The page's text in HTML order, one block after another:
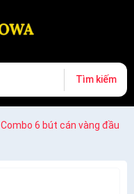
Tìm kiếm
Combo 6 bút cán vàng đầu